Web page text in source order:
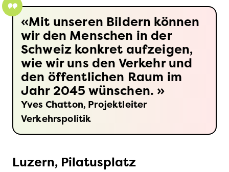
Mit unseren Bildern können
wir den Menschen in der
Schweiz konkret aufzeigen,
wie wir uns den Verkehr und
den öffentlichen Raum im
Jahr 2045 wünschen.
Yves Chatton, Projektleiter
Verkehrspolitik
Luzern, Pilatusplatz